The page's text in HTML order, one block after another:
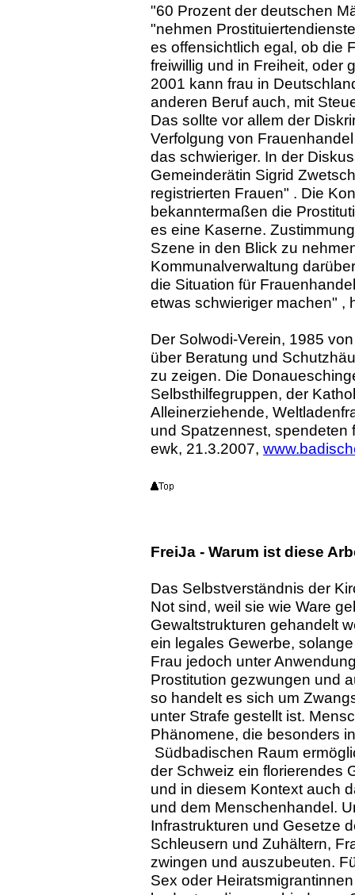
"60 Prozent der deutschen
"nehmen
es offensichtlich egal, ob die
freiwillig und in Freiheit, oder
2001 kann frau in
anderen Beruf auch, mit
Das sollte vor allem der
Verfolgung von
das schwieriger. In der
Gemeinderätin Sigrid
registrierten Frauen" . Die
bekanntermaßen die
es eine Kaserne.
Szene in den Blick zu
Kommunalverwaltung
die Situation für
etwas schwieriger machen" ,
Der Solwodi-Verein, 1985
über Beratung und
zu zeigen. Die
Selbsthilfegruppen, der
Alleinerziehende,
und Spatzennest, spendeten
ewk, 21.3.2007,
FreiJa - Warum ist diese
Das Selbstverständnis der
Not sind, weil sie wie Ware
Gewaltstrukturen gehandelt
ein legales Gewerbe,
Frau jedoch unter
Prostitution gezwungen und
so handelt es sich um
unter Strafe gestellt ist.
Phänomene, die besonders
Südbadischen Raum
der Schweiz ein florierendes
und in diesem Kontext auch
und dem Menschenhandel.
Infrastrukturen und Gesetze
Schleusern und Zuhältern,
zwingen und auszubeuten.
Sex oder